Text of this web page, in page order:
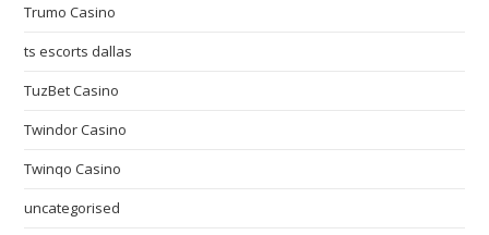
Trumo Casino
ts escorts dallas
TuzBet Casino
Twindor Casino
Twinqo Casino
uncategorised